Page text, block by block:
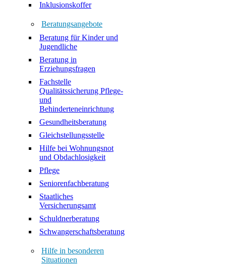
Inklusionskoffer
Beratungsangebote
Beratung für Kinder und
Jugendliche
Beratung in
Erziehungsfragen
Fachstelle
Qualitätssicherung Pflege-
und
Behinderteneinrichtung
Gesundheitsberatung
Gleichstellungsstelle
Hilfe bei Wohnungsnot
und Obdachlosigkeit
Pflege
Seniorenfachberatung
Staatliches
Versicherungsamt
Schuldnerberatung
Schwangerschaftsberatung
Hilfe in besonderen
Situationen